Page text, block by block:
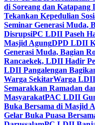
di Soreang dan Katapang
Tekankan Kepedulian
Seminar Generasi Muda,
DisrupsiPC LDII Paseh
Masjid AgungDPD LDII
Generasi Muda, Bagian
Rancaekek, LDII Hadir
LDII Pangalengan
Warga SekitarWarga
Semarakkan Ramadan
MasyarakatPAC LDII
Buka Bersama di Masjid
Gelar Buka Puasa